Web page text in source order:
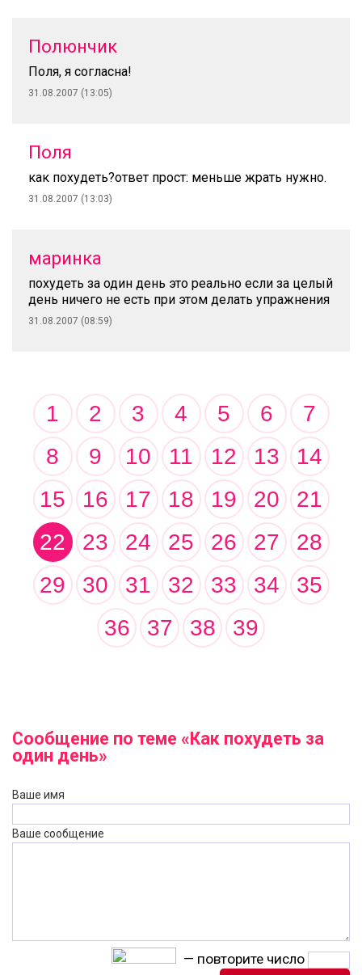
Полюнчик
Поля, я согласна!
31.08.2007 (13:05)
Поля
как похудеть?ответ прост: меньше жрать нужно.
31.08.2007 (13:03)
маринка
похудеть за один день это реально если за целый
день ничего не есть при этом делать упражнения
31.08.2007 (08:59)
1 2 3 4 5 6
7
8
9 10 11 12 13
14
15
16 17 18 19 20
21
22
23 24 25 26 27
28
29
30 31 32 33 34
35
36
37 38 39
Сообщение по теме «Как похудеть за
один день»
Ваше имя
Ваше сообщение
— повторите число